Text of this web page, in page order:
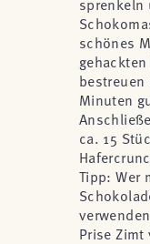
schönes
Minuten
ca. 15
Tipp: Wer
Prise